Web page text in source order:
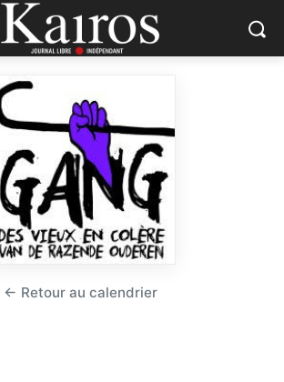
← Retour au calendrier